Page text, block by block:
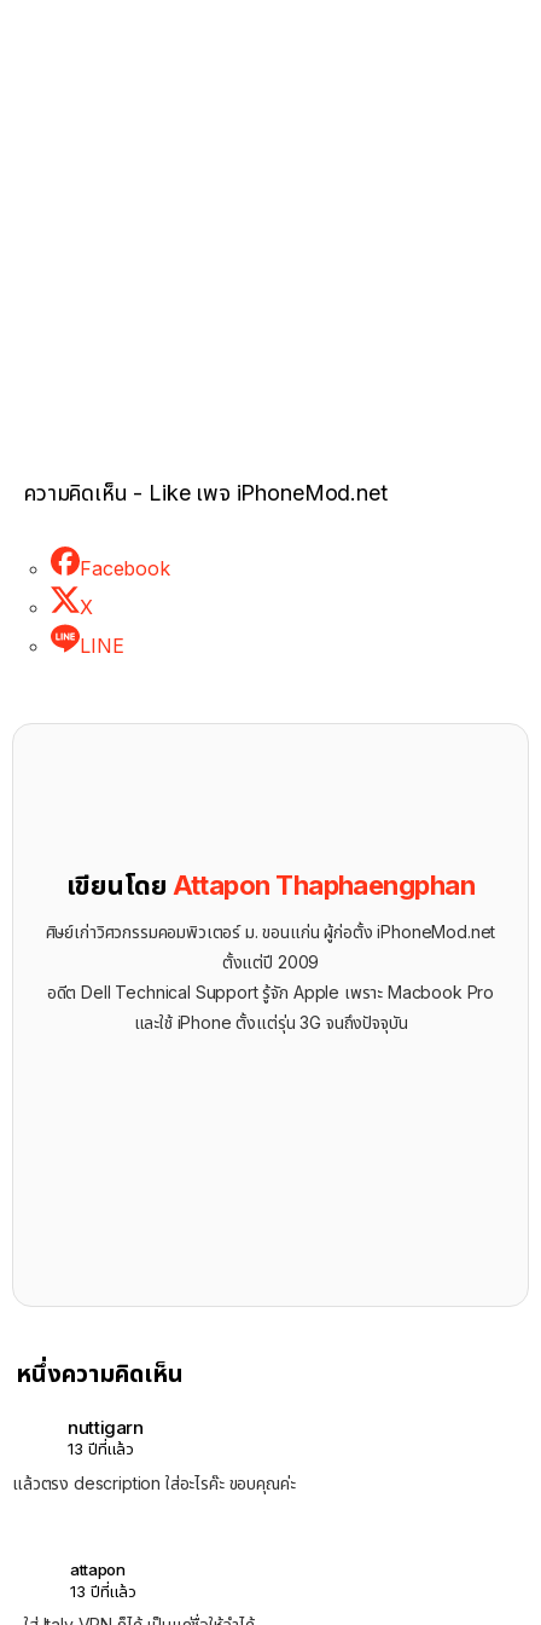
ความคิดเห็น - Like เพจ iPhoneMod.net
Facebook
X
LINE
เขียนโดย Attapon Thaphaengphan
ศิษย์เก่าวิศวกรรมคอมพิวเตอร์ ม. ขอนแก่น ผู้ก่อตั้ง iPhoneMod.net
ตั้งแต่ปี 2009
อดีต Dell Technical Support รู้จัก ​Apple เพราะ Macbook Pro
และใช้ iPhone ตั้งแต่รุ่น 3G จนถึงปัจจุบัน
หนึ่งความคิดเห็น
nuttigarn
13 ปีที่แล้ว
แล้วตรง description ใส่อะไรค๊ะ ขอบคุณค่ะ
attapon
13 ปีที่แล้ว